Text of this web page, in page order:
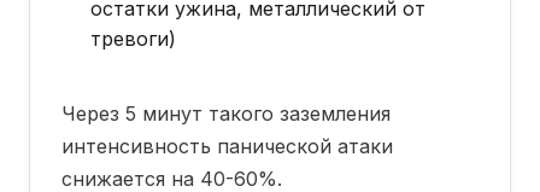
остатки ужина, металлический от
тревоги)
Через 5 минут такого заземления
интенсивность панической атаки
снижается на 40-60%.